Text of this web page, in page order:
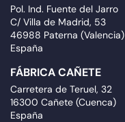
Pol. Ind. Fuente del Jarro
C/ Villa de Madrid, 53
46988 Paterna (Valencia)
España
FÁBRICA CAÑETE
Carretera de Teruel, 32
16300 Cañete (Cuenca)
España